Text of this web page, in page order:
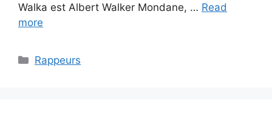
Walka est Albert Walker Mondane, … Read
more
Categories
Rappeurs